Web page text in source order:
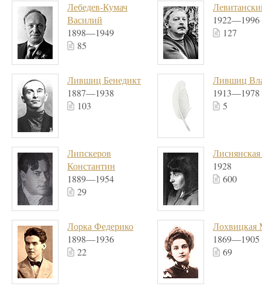
Лебедев-Кумач
Василий
1898—1949
85
1922—1996
127
Лившиц Бенедикт
1887—1938
103
Лившиц
1913—1978
5
Липскеров
Константин
1889—1954
29
1928
600
Лорка Федерико
1898—1936
22
Лохвицкая
1869—1905
69